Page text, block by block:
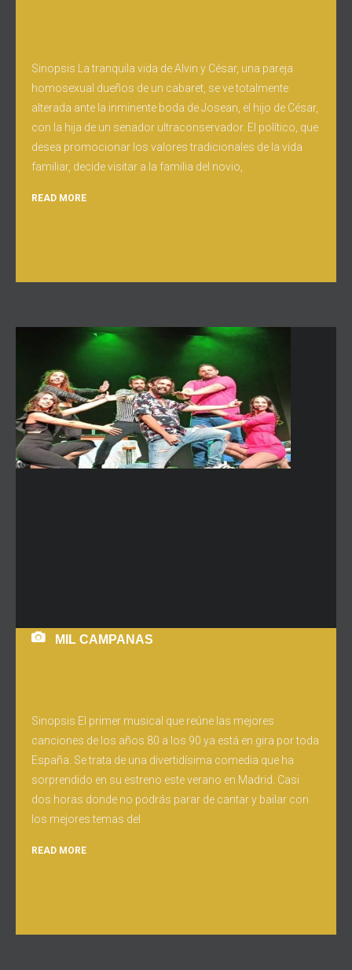
Sinopsis La tranquila vida de Alvin y César, una pareja
homosexual dueños de un cabaret, se ve totalmente
alterada ante la inminente boda de Josean, el hijo de César,
con la hija de un senador ultraconservador. El político, que
desea promocionar los valores tradicionales de la vida
familiar, decide visitar a la familia del novio,
READ MORE
MIL CAMPANAS
Sinopsis El primer musical que reúne las mejores
canciones de los años 80 a los 90 ya está en gira por toda
España. Se trata de una divertidísima comedia que ha
sorprendido en su estreno este verano en Madrid. Casi
dos horas donde no podrás parar de cantar y bailar con
los mejores temas del
READ MORE